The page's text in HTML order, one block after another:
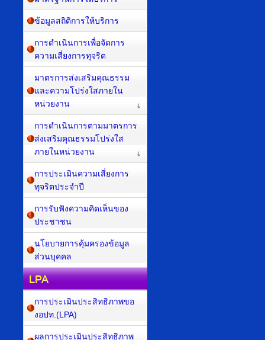
ข้อมูลสถิติการให้บริการ
การดำเนินการเพื่อจัดการ
ความเสี่ยงการทุจริต
มาตรการส่งเสริมคุณธรรม
และความโปร่งใสภายใน
หน่วยงาน
การดำเนินการตามมาตรการ
ส่งเสริมคุณธรรมโปร่งใส
ภายในหน่วยงาน
การประเมินความเสี่ยงการ
ทุจริตประจำปี
การรับฟังความคิดเห็นของ
ประชาชน
นโยบายการคุ้มครองข้อมูล
ส่วนบุคคล
LPA
การประเมินประสิทธิภาพขอ
งอปท.(LPA)
ผลการประเมินประสิทธิภาพ